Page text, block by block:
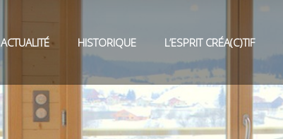
ACTUALITÉ HISTORIQUE L’ESPRIT CRÉA(C)TIF